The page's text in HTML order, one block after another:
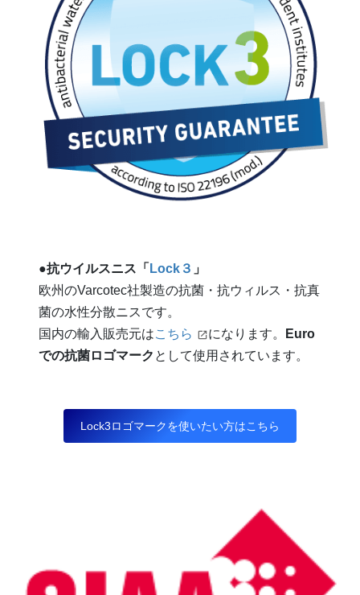
●抗ウイルスニス「 Lock３ 」
欧州のVarcotec社製造の抗菌・抗ウィルス・抗真
菌の水性分散ニスです。
国内の輸入販売元はこちら になります。
Euro
での抗菌ロゴマーク として使用されています。
Lock3ロゴマークを使いたい方はこちら